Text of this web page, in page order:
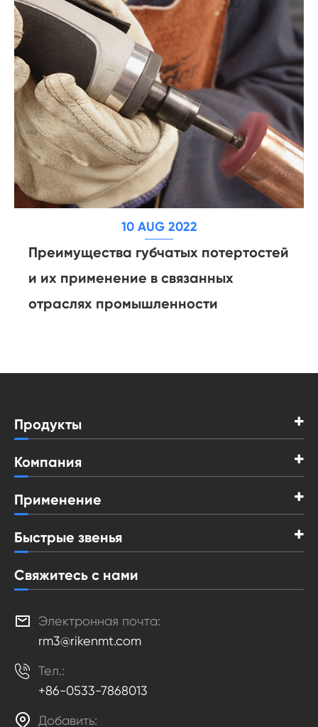
10 AUG 2022
Преимущества губчатых потертостей
и их применение в связанных
отраслях промышленности
Продукты
Компания
Применение
Быстрые звенья
Свяжитесь с нами

Электронная почта:
rm3@rikenmt.com
 Тел.:
+86-0533-7868013
 Добавить: